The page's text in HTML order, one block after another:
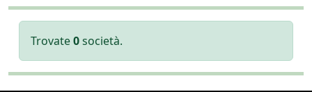
Trovate0società.